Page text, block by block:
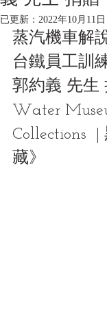
已更新： 2022年10月11日
蒸汽機車解
台鐵員工訓
郭約義 先生
Water
Collections
藏》